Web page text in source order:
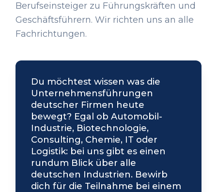
Berufseinsteiger zu Führungskräften und
Geschäftsführern. Wir richten uns an alle
Fachrichtungen.
Du möchtest wissen was die
Unternehmensführungen
deutscher Firmen heute
bewegt? Egal ob Automobil-
Industrie, Biotechnologie,
Consulting, Chemie, IT oder
Logistik: bei uns gibt es einen
rundum Blick über alle
deutschen Industrien. Bewirb
dich für die Teilnahme bei einem